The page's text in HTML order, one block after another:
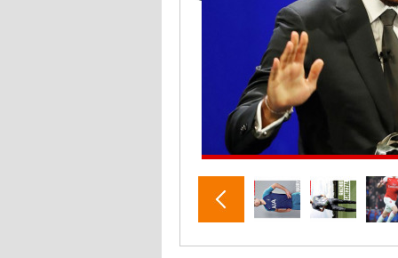
أنشيلوتي يصر على جلب كيليني
وقدوم الإيطالي يقترب